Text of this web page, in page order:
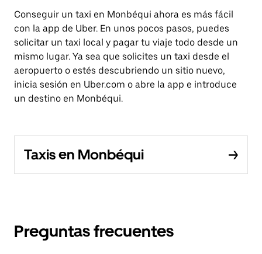
Conseguir un taxi en Monbéqui ahora es más fácil
con la app de Uber. En unos pocos pasos, puedes
solicitar un taxi local y pagar tu viaje todo desde un
mismo lugar. Ya sea que solicites un taxi desde el
aeropuerto o estés descubriendo un sitio nuevo,
inicia sesión en Uber.com o abre la app e introduce
un destino en Monbéqui.
Taxis en Monbéqui
Preguntas frecuentes